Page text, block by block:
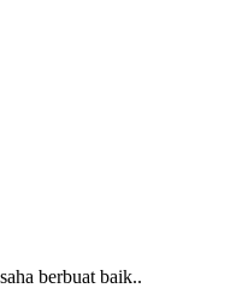
berbuat baik..